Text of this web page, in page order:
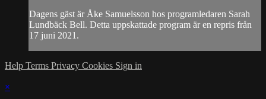
Dagens gäst är Åke Samuelsson hos programledaren Sarah
Lundbäck Bell. Detta uppskattade program är en repris från
17 juni 2021.
Help Terms Privacy Cookies Sign in
×